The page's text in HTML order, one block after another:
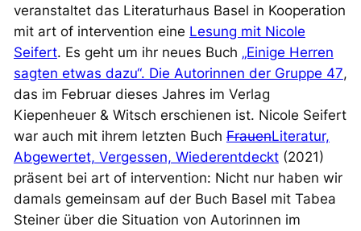
veranstaltet das Literaturhaus Basel in Kooperation
mit art of intervention eine Lesung mit Nicole
Seifert. Es geht um ihr neues Buch „Einige Herren
sagten etwas dazu“. Die Autorinnen der Gruppe 47,
das im Februar dieses Jahres im Verlag
Kiepenheuer & Witsch erschienen ist. Nicole Seifert
war auch mit ihrem letzten Buch FrauenLiteratur,
Abgewertet, Vergessen, Wiederentdeckt(2021)
präsent bei art of intervention: Nicht nur haben wir
damals gemeinsam auf der Buch Basel mit Tabea
Steiner über die Situation von Autorinnen im